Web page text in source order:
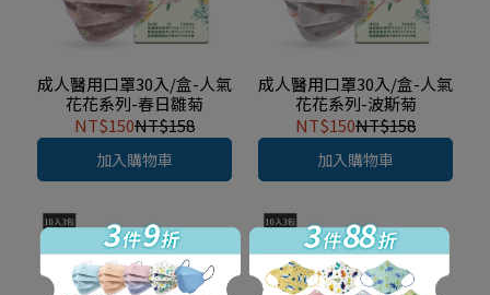
成人醫用口罩30入/盒-人氣
花花系列-春日雛菊
NT$150NT$158
加入購物車
成人醫用口罩30入/盒-人氣
花花系列-波斯菊
NT$150NT$158
加入購物車